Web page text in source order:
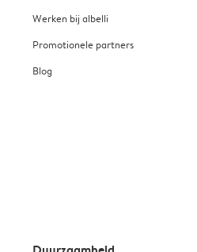
Werken bij albelli
Promotionele partners
Blog